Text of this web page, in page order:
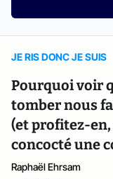
JE RIS DONC JE SUIS
Pourquoi voir
tomber nous
(et profitez-en,
concocté une
Raphaël Ehrsam